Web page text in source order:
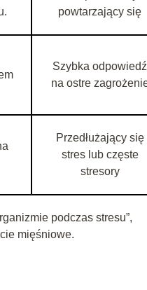
powtarzający się
Szybka odpowiedź
na ostre
Przedłużający się
stres lub częste
stresory
podczas stresu”,
mięśniowe.